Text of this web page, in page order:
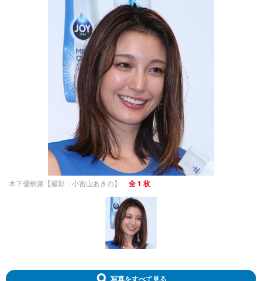
木下優樹菜【撮影：小宮山あきの】 全 1 枚
写真をすべて見る